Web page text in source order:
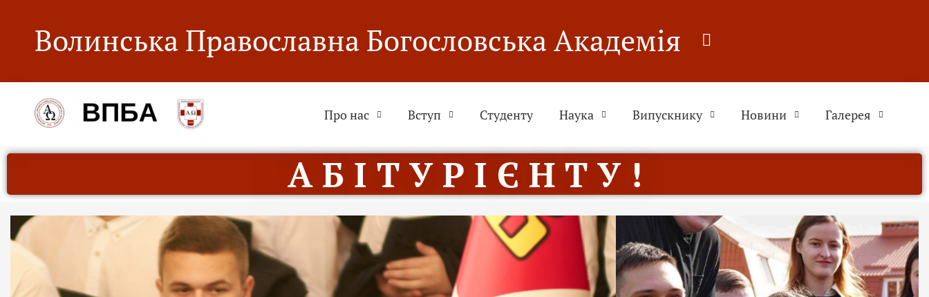
Волинська Православна Богословська Академія
Про нас Вступ Студенту Наука Випускнику Новини Галерея
А Б І Т У Р І Є Н Т У !